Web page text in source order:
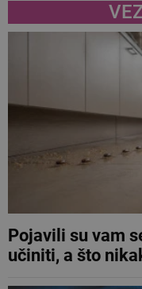
Pojavili su vam
učiniti, a što